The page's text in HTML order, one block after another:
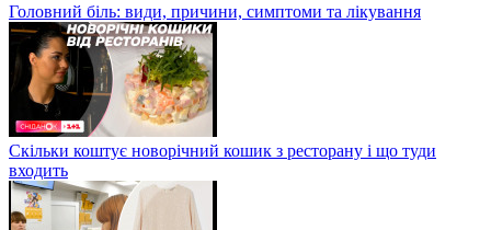
Головний біль: види, причини, симптоми та лікування
Скільки коштує новорічний кошик з ресторану і що туди
входить